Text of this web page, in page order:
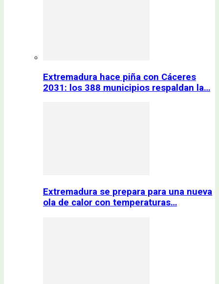
Extremadura hace piña con Cáceres
2031: los 388 municipios respaldan la…
Extremadura se prepara para una nueva
ola de calor con temperaturas…